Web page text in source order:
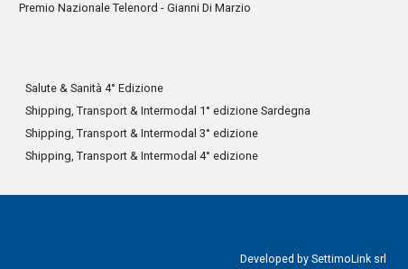
Premio Nazionale Telenord - Gianni Di Marzio
Salute & Sanità 4° Edizione
Shipping, Transport & Intermodal 1° edizione Sardegna
Shipping, Transport & Intermodal 3° edizione
Shipping, Transport & Intermodal 4° edizione
Developed by SettimoLink srl